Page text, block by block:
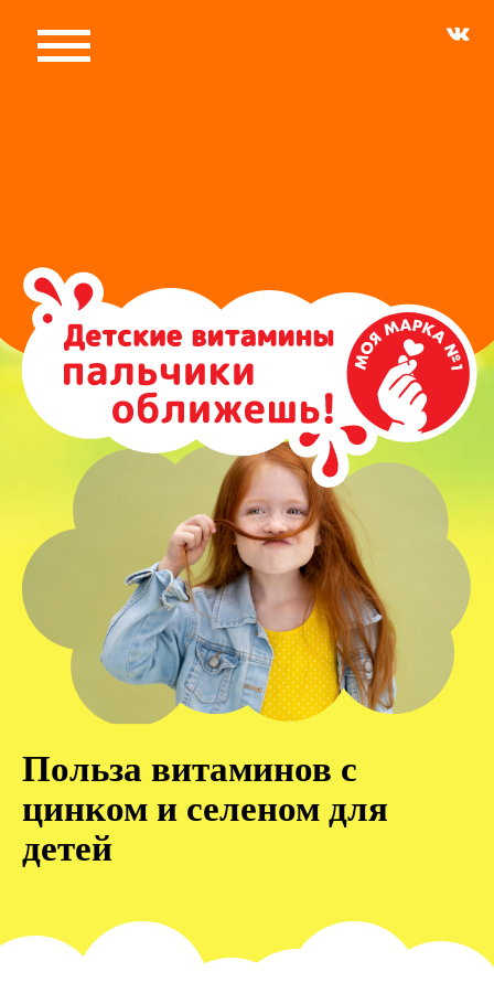
Польза витаминов с
цинком и селеном для
детей